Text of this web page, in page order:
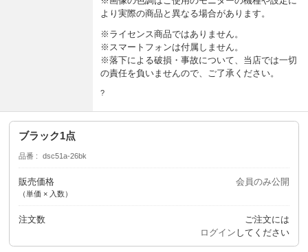
より実際の商品と異なる場合があります。
※ライセンス商品ではありません。
※スマートフォンは付属しません。
※落下による破損・事故について、当店では一切
の責任を負いませんので、ご了承ください。
?
ブラック1点
品番 dsc51a-26bk
販売価格
（単価 × 入数）
会員のみ公開
注文数
ご注文には
ログイン してください